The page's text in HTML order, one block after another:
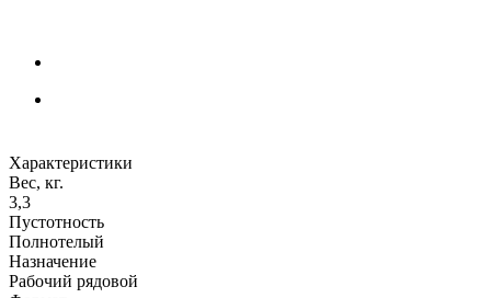
Характеристики
Вес, кг.
3,3
Пустотность
Полнотелый
Назначение
Рабочий рядовой